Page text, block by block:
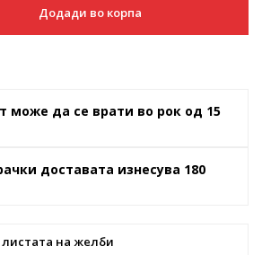
Додади во корпа
може да се врати во рок од 15
доставата изнесува 180
листата на желби